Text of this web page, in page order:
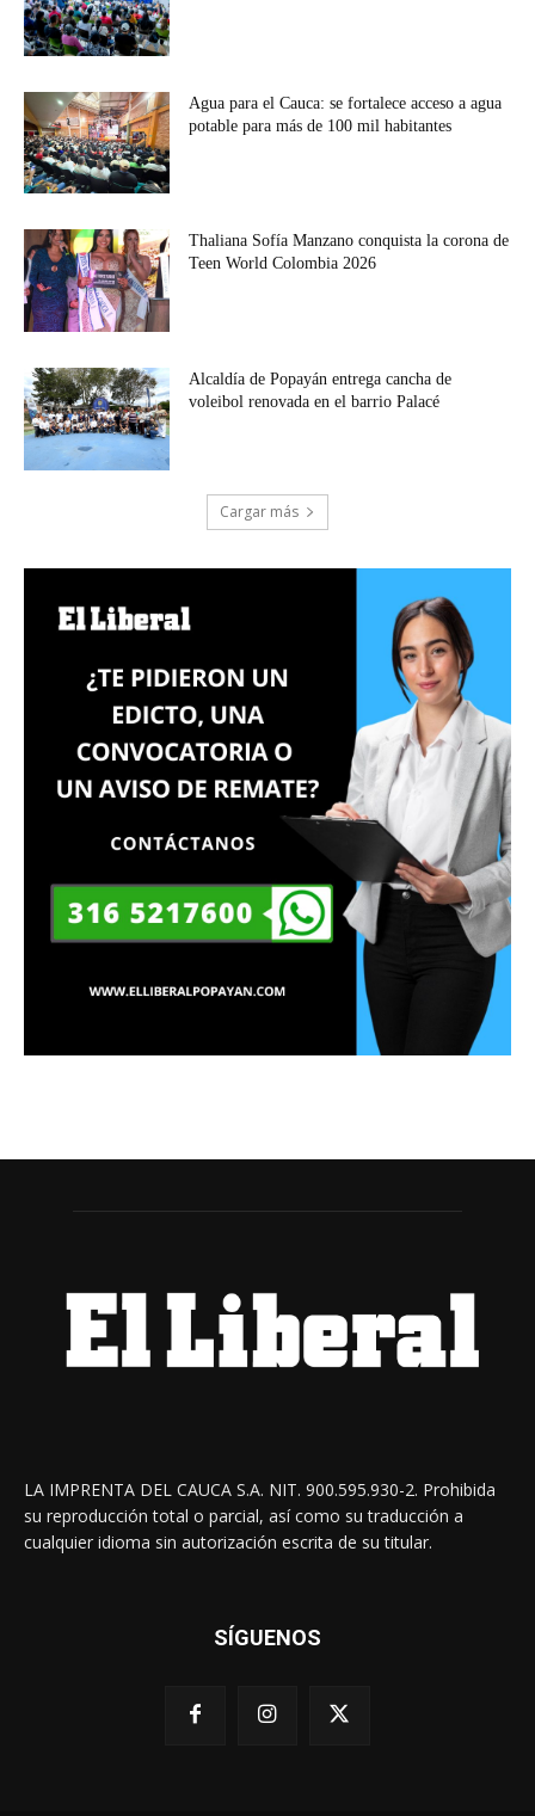
Agua para el Cauca: se fortalece acceso a agua
potable para más de 100 mil habitantes
Thaliana Sofía Manzano conquista la corona de
Teen World Colombia 2026
Alcaldía de Popayán entrega cancha de
voleibol renovada en el barrio Palacé
Cargar más
LA IMPRENTA DEL CAUCA S.A. NIT. 900.595.930-2. Prohibida
su reproducción total o parcial, así como su traducción a
cualquier idioma sin autorización escrita de su titular.
SÍGUENOS